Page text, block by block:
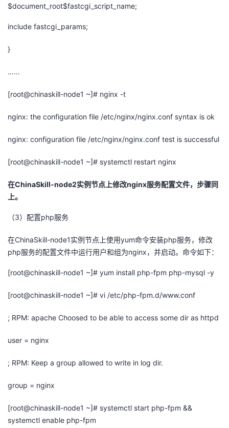
$document_root$fastcgi_script_name;
include fastcgi_params;
}
……
[root@chinaskill-node1 ~]# nginx -t
nginx: the configuration file /etc/nginx/nginx.conf syntax is ok
nginx: configuration file /etc/nginx/nginx.conf test is successful
[root@chinaskill-node1 ~]# systemctl restart nginx
在ChinaSkill-node2实例节点上修改nginx服务配置文件，步骤同
上。
（3）配置php服务
在ChinaSkill-node1实例节点上使用yum命令安装php服务，修改
php服务的配置文件中运行用户和组为nginx，并启动。命令如下：
[root@chinaskill-node1 ~]# yum install php-fpm php-mysql -y
[root@chinaskill-node1 ~]# vi /etc/php-fpm.d/www.conf
; RPM: apache Choosed to be able to access some dir as httpd
user = nginx
; RPM: Keep a group allowed to write in log dir.
group = nginx
[root@chinaskill-node1 ~]# systemctl start php-fpm &&
systemctl enable php-fpm